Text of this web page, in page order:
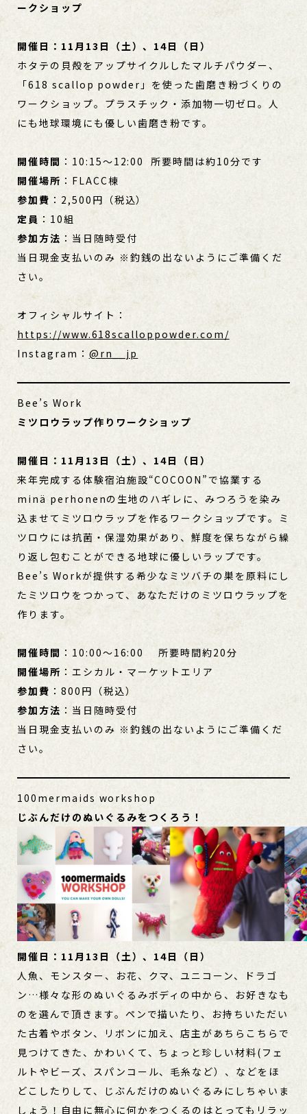
ークショップ
開催日：11月13日（土）、14日（日）
ホタテの貝殻をアップサイクルしたマルチパウダー、
「618 scallop powder」を使った歯磨き粉づくりの
ワークショップ。プラスチック・添加物一切ゼロ。人
にも地球環境にも優しい歯磨き粉です。
開催時間 ：10:15～12:00 所要時間は約10分です
開催場所 ：FLACC棟
参加費 ：2,500円（税込）
定員 ：10組
参加方法 ：当日随時受付
当日現金支払いのみ ※釣銭の出ないようにご準備くだ
さい。
オフィシャルサイト：
https://www.618scalloppowder.com/
Instagram： @rn__jp
Bee’s Work
ミツロウラップ作りワークショップ
開催日：11月13日（土）、14日（日）
来年完成する体験宿泊施設“COCOON”で協業する
minä perhonenの生地のハギレに、みつろうを染み
込ませてミツロウラップを作るワークショップです。ミ
ツロウには抗菌・保湿効果があり、鮮度を保ちながら繰
り返し包むことができる地球に優しいラップです。
Bee’s Workが提供する希少なミツバチの巣を原料にし
たミツロウをつかって、あなただけのミツロウラップを
作ります。
開催時間 ：10:00～16:00 所要時間約20分
開催場所 ：エシカル・マーケットエリア
参加費 ：800円（税込）
参加方法 ：当日随時受付
当日現金支払いのみ ※釣銭の出ないようにご準備くだ
さい。
100mermaids workshop
じぶんだけのぬいぐるみをつくろう！
開催日：11月13日（土）、14日（日）
人魚、モンスター、お花、クマ、ユニコーン、ドラゴ
ン…様々な形のぬいぐるみボディの中から、お好きなも
のを選んで頂きます。ペンで描いたり、お持ちいただい
た古着やボタン、リボンに加え、店主があちらこちらで
見つけてきた、かわいくて、ちょっと珍しい材料(フェ
ルトやビーズ、スパンコール、毛糸など）、などをほ
どこしたりして、じぶんだけのぬいぐるみにしちゃいま
しょう！自由に無心に何かをつくるのはとってもリラッ